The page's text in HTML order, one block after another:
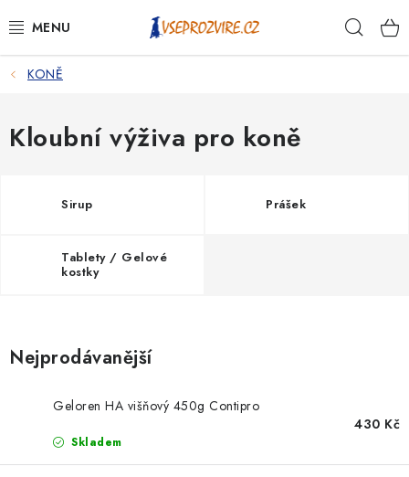
na
PSI
KOČKY
PRO CHOVATELE
KRÁLÍCI/HLODAVCI/PTÁCI
SLEVY
KONĚ
Kloubní výživa pro koně
Sirup Prášek
Tablety / Gelové
kostky
Nejprodávanější
Geloren HA višňový 450g Contipro
Skladem
430 Kč